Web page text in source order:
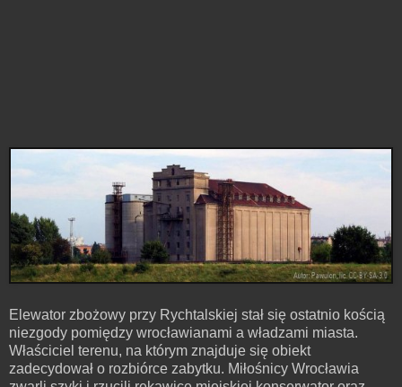
Elewator zbożowy przy Rychtalskiej stał się ostatnio kością
niezgody pomiędzy wrocławianami a władzami miasta.
Właściciel terenu, na którym znajduje się obiekt
zadecydował o rozbiórce zabytku. Miłośnicy Wrocławia